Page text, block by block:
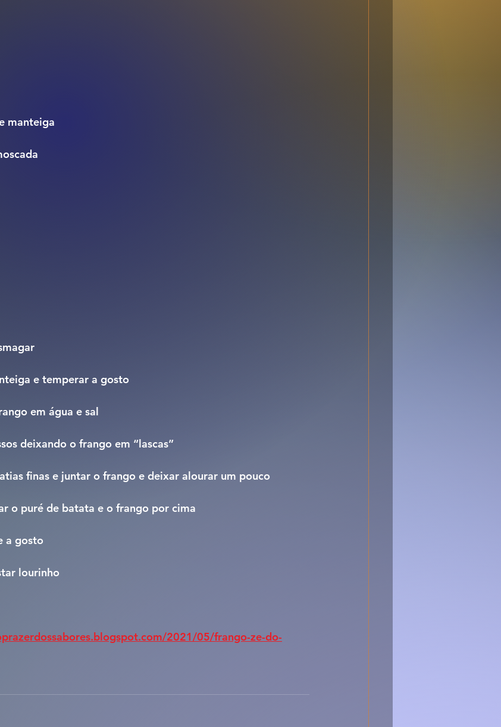
manteiga
e temperar a gosto
em água e sal
deixando o frango em “lascas”
finas e juntar o frango e deixar alourar um pouco
o puré de batata e o frango por cima
a gosto
lourinho
2021/05/frango-ze-do-